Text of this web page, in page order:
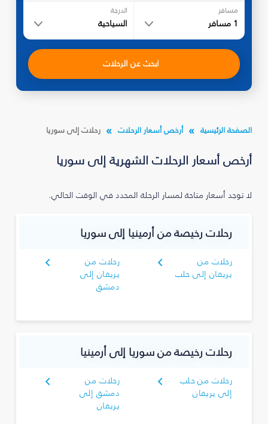
مسافر
1 مسافر
الدرجة
السياحية
ابحث عن الرحلات
الصفحة الرئيسية أرخص أسعار الرحلات رحلات إلى سوريا
أرخص أسعار الرحلات الشهرية إلى سوريا
لا توجد أسعار متاحة لمسار الرحلة المحدد في الوقت الحالي.
رحلات رخيصة من أرمينيا إلى سوريا
رحلات من
يريفان إلى حلب
رحلات من
يريفان إلى
دمشق
رحلات رخيصة من سوريا إلى أرمينيا
رحلات من حلب
إلى يريفان
رحلات من
دمشق إلى
يريفان